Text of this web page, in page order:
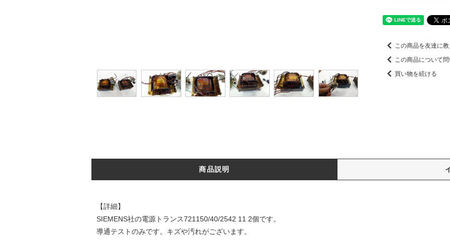
この商品を友達に
この商品について
買い物を続ける
商品説明
【詳細】
SIEMENS社の電源トランス721150/40/2542 11 2個です。
導通テストのみです。キズや汚れがございます。